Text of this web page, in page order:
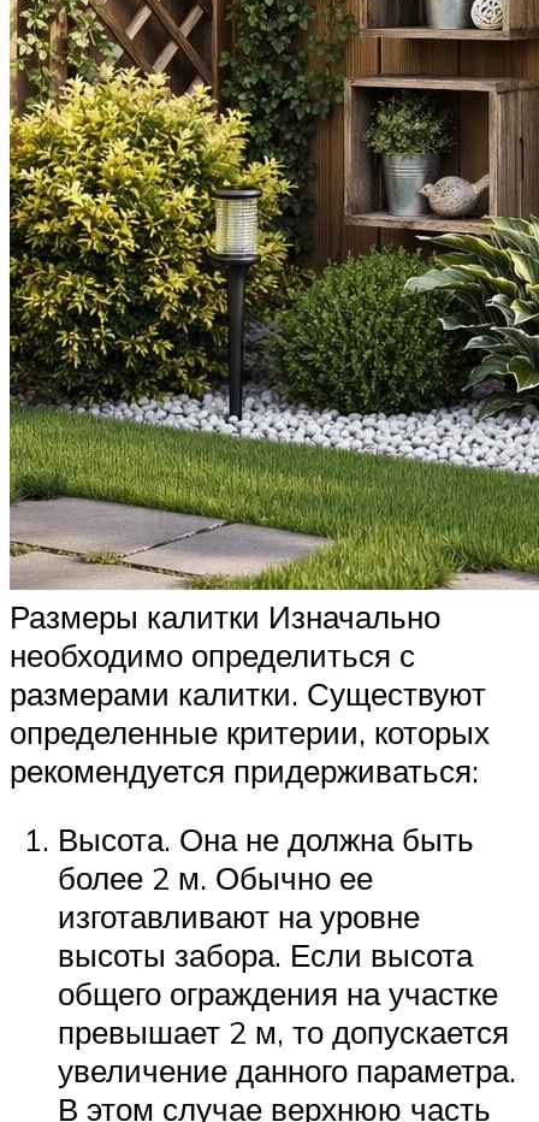
Размеры калитки Изначально
необходимо определиться с
размерами калитки. Существуют
определенные критерии, которых
рекомендуется придерживаться:
Высота. Она не должна быть
более 2 м. Обычно ее
изготавливают на уровне
высоты забора. Если высота
общего ограждения на участке
превышает 2 м, то допускается
увеличение данного параметра.
В этом случае верхнюю часть